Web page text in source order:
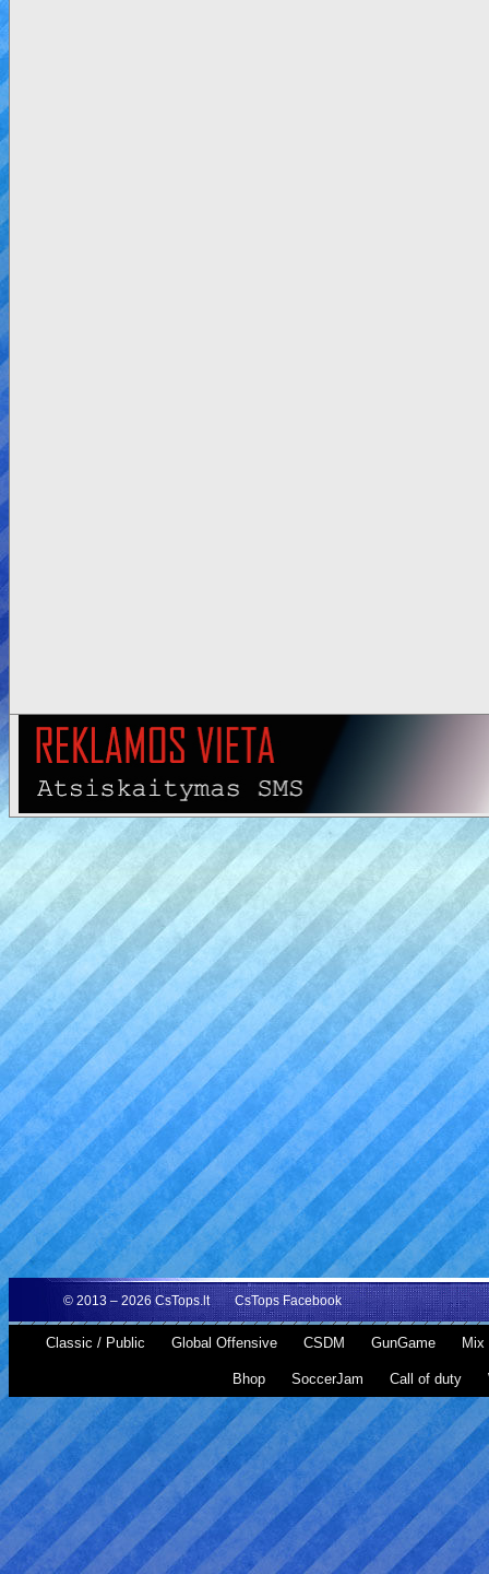
© 2013 – 2026 CsTops.lt CsTops Facebook
Classic / Public Global Offensive CSDM GunGame Mix
Bhop SoccerJam Call of duty